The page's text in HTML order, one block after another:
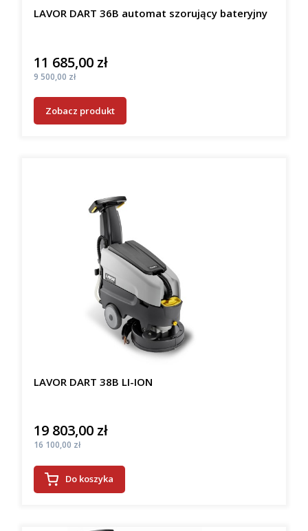
LAVOR DART 36B automat szorujący bateryjny
Cena
11 685,00 zł
Cena
9 500,00 zł
Zobacz produkt
LAVOR DART 38B LI-ION
Cena
19 803,00 zł
Cena
16 100,00 zł
Do koszyka